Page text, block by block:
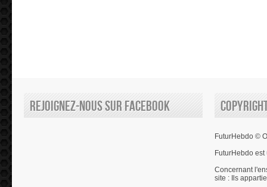
Rejoignez-nous sur Facebook
FuturHebdo ©
FuturHebdo
Concernant
site : Ils